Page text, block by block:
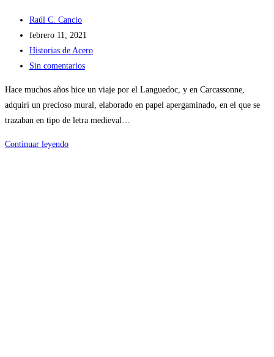
Raúl C. Cancio
febrero 11, 2021
Historias de Acero
Sin comentarios
Hace muchos años hice un viaje por el Languedoc, y en Carcassonne,
adquirí un precioso mural, elaborado en papel apergaminado, en el que se
trazaban en tipo de letra medieval…
Continuar leyendo